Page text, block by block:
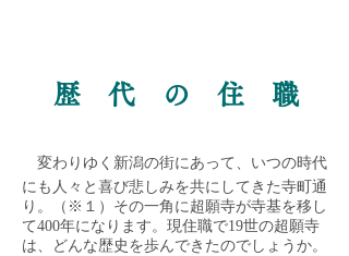
​ 歴 代 の 住 職
変わりゆく新潟の街にあって、いつの時代
にも人々と喜び悲しみを共にしてきた寺町通
り。（※１）その一角に超願寺が寺基を移し
て400年になります。現住職で19世の超願寺
は、どんな歴史を歩んできたのでしょうか。